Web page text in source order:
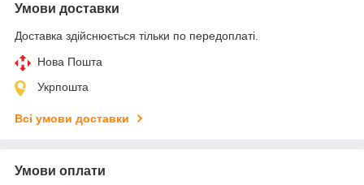
Умови доставки
Доставка здійснюється тільки по передоплаті.
Нова Пошта
Укрпошта
Всі умови доставки
Умови оплати